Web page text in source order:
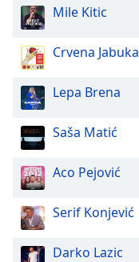
Mile Kitic
Crvena Jabuka
Lepa Brena
Saša Matić
Aco Pejović
Serif Konjević
Darko Lazic